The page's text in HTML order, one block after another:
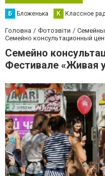
Б Бложенька К Классное
Головна Фотозвіти
Семейно консультационный
Семейно
Фестивале «Живая